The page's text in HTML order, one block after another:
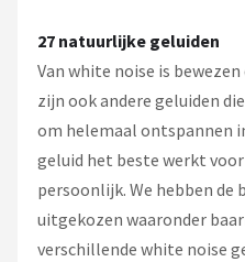
27 natuurlijke geluiden
Van white noise is
zijn ook andere geluiden
om helemaal ontspannen
geluid het beste werkt
persoonlijk. We hebben de
uitgekozen waaronder
verschillende white noise